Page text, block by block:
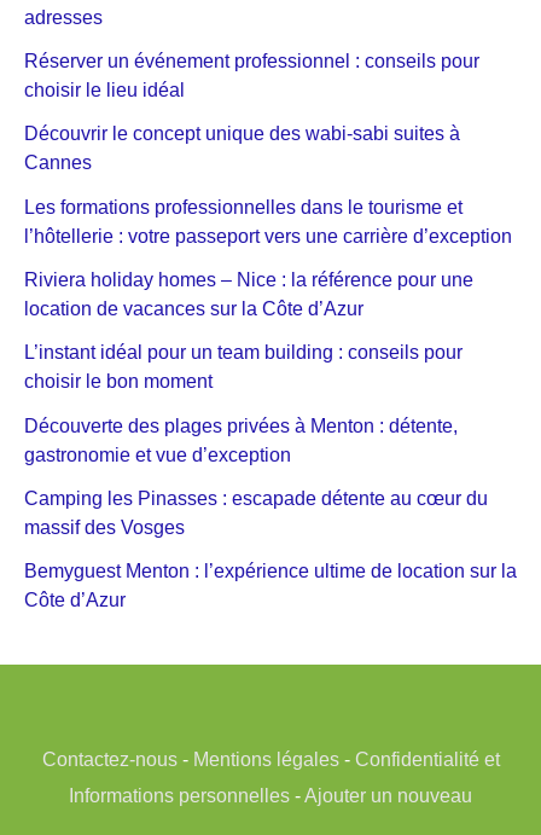
adresses
Réserver un événement professionnel : conseils pour
choisir le lieu idéal
Découvrir le concept unique des wabi-sabi suites à
Cannes
Les formations professionnelles dans le tourisme et
l’hôtellerie : votre passeport vers une carrière d’exception
Riviera holiday homes – Nice : la référence pour une
location de vacances sur la Côte d’Azur
L’instant idéal pour un team building : conseils pour
choisir le bon moment
Découverte des plages privées à Menton : détente,
gastronomie et vue d’exception
Camping les Pinasses : escapade détente au cœur du
massif des Vosges
Bemyguest Menton : l’expérience ultime de location sur la
Côte d’Azur
Contactez-nous- Mentions légales- Confidentialité et
Informations personnelles -Ajouter un nouveau